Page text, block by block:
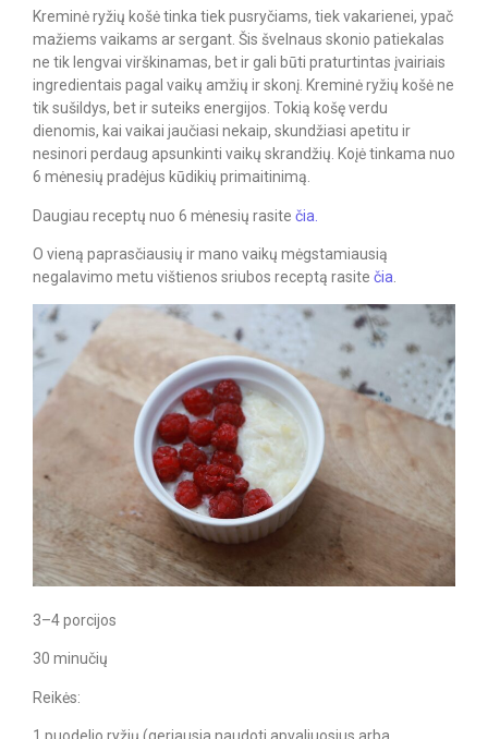
Kreminė ryžių košė tinka tiek pusryčiams, tiek vakarienei, ypač
mažiems vaikams ar sergant. Šis švelnaus skonio patiekalas
ne tik lengvai virškinamas, bet ir gali būti praturtintas įvairiais
ingredientais pagal vaikų amžių ir skonį. Kreminė ryžių košė ne
tik sušildys, bet ir suteiks energijos. Tokią košę verdu
dienomis, kai vaikai jaučiasi nekaip, skundžiasi apetitu ir
nesinori perdaug apsunkinti vaikų skrandžių. Koįė tinkama nuo
6 mėnesių pradėjus kūdikių primaitinimą.
Daugiau receptų nuo 6 mėnesių rasite čia.
O vieną paprasčiausių ir mano vaikų mėgstamiausią
negalavimo metu vištienos sriubos receptą rasite čia
3–4 porcijos
30 minučių
Reikės: